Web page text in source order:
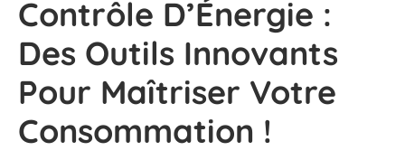
Contrôle D’Énergie :
Des Outils Innovants
Pour Maîtriser Votre
Consommation !